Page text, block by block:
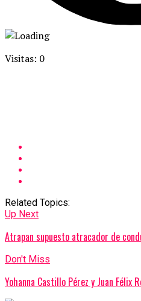
Visitas: 0
Related Topics:
Up Next
Atrapan supuesto atracador de
Don't Miss
Yohanna Castillo Pérez y Juan Félix